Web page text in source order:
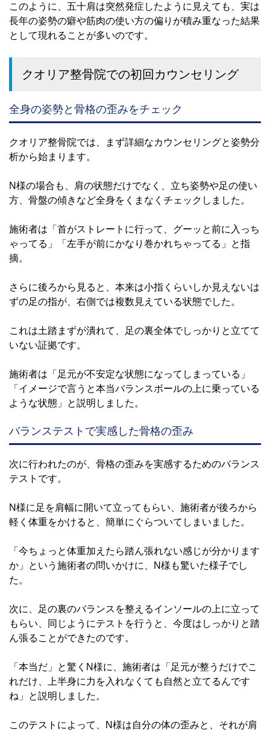
このように、五十肩は突然発症したように見えても、実は
長年の姿勢の癖や筋肉の使い方の偏りが積み重なった結果
として現れることが多いのです。
クオリア整骨院での初回カウンセリング
全身の姿勢と骨格の歪みをチェック
クオリア整骨院では、まず詳細なカウンセリングと姿勢分
析から始まります。
N様の場合も、肩の状態だけでなく、立ち姿勢や足の使い
方、骨盤の傾きなど全身をくまなくチェックしました。
施術者は「首がストレートに行って、グーッと前に入っち
ゃってる」「左手が前にかなり巻かれちゃってる」と指
摘。
さらに後ろから見ると、本来は小指くらいしか見えないは
ずの足の指が、右側では複数見えている状態でした。
これは土踏まずが潰れて、足の裏全体でしっかりと立てて
いない証拠です。
施術者は「足元が不安定な状態になってしまっている」
「イメージで言うと本当バランスボールの上に乗っている
ような状態」と説明しました。
バランステストで実感した骨格の歪み
次に行われたのが、骨格の歪みを実感するためのバランス
テストです。
N様に足を肩幅に開いて立ってもらい、施術者が後ろから
軽く体重をかけると、簡単にぐらついてしまいました。
「今ちょっと体重加えたら踏ん張れない感じが分かります
か」という施術者の問いかけに、N様も驚いた様子でし
た。
次に、足の裏のバランスを整えるインソールの上に立って
もらい、同じようにテストを行うと、今度はしっかりと踏
ん張ることができたのです。
「本当だ」と驚くN様に、施術者は「足元が整うだけでこ
れだけ、上半身に力を入れなくても自然と立てるんです
ね」と説明しました。
このテストによって、N様は自分の体の歪みと、それが肩